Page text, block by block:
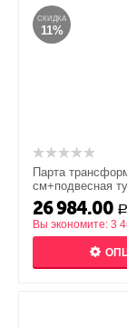
СКИДКА
11%
Парта
см+подвесная
26 984.00 Р
Вы экономите: 3